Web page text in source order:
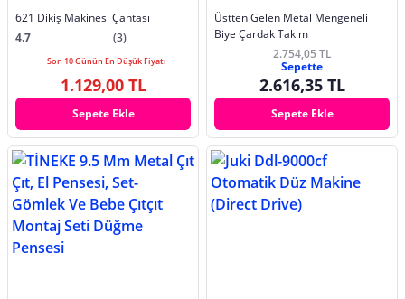
621 Dikiş Makinesi Çantası
4.7
(3)
Son 10 Günün En Düşük Fiyatı
1.129,00 TL
Sepete Ekle
Üstten Gelen Metal Mengeneli
Biye Çardak Takım
2.754,05 TL
Sepette
2.616,35 TL
Sepete Ekle